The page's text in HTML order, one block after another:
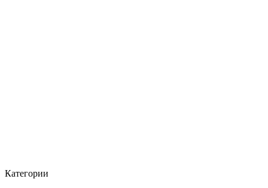
Категории